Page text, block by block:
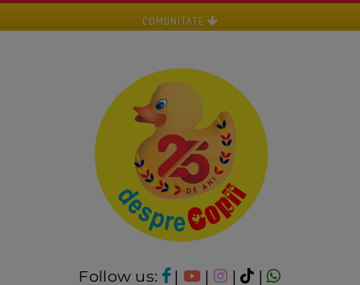
COMUNITATE
Follow us: | | |
|